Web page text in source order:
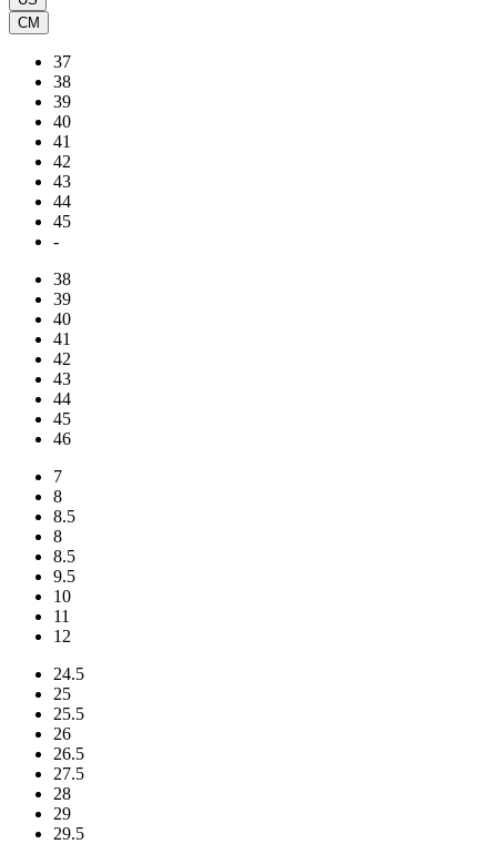
CM
37
38
39
40
41
42
43
44
45
-
38
39
40
41
42
43
44
45
46
7
8
8.5
8
8.5
9.5
10
11
12
24.5
25
25.5
26
26.5
27.5
28
29
29.5